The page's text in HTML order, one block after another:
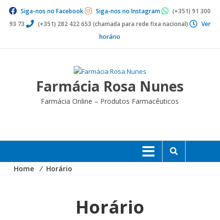
Skip
content
Siga-nos no Facebook Siga-nos no Instagram
(+351) 91 300
93 73
(+351) 282 422 653 (chamada para rede fixa nacional)
Ver
horário
Farmácia Rosa Nunes
Farmácia Online – Produtos Farmacêuticos
Home ⁄ Horário
Horário